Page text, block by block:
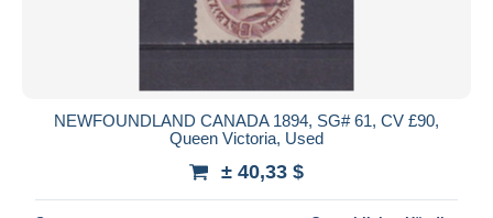
NEWFOUNDLAND CANADA 1894, SG# 61, CV £90,
Queen Victoria, Used
± 40,33 $